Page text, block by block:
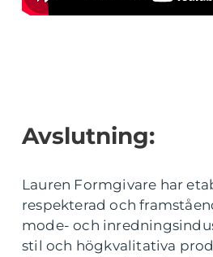
Avslutning:
Lauren Formgivare har
respekterad och
mode- och
stil och högkvalitativa